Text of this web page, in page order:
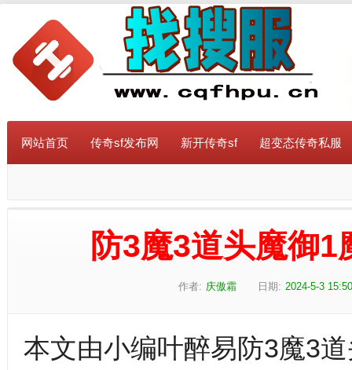
网站首页 传奇sf发布网 新开传奇sf 超变态传奇私服
防3魔3道头魔御
作者: 庆傲霜 日期: 2024-5-3
本文由小编叶醉易防3魔3